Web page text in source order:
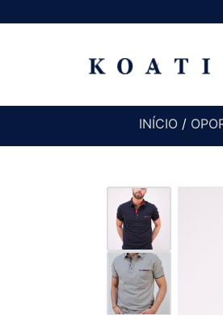
INÍCIO /